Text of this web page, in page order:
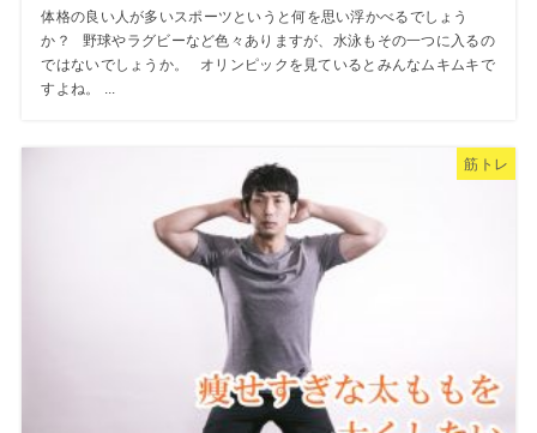
体格の良い人が多いスポーツというと何を思い浮かべるでしょう
か？ 野球やラグビーなど色々ありますが、水泳もその一つに入るの
ではないでしょうか。 オリンピックを見ているとみんなムキムキで
すよね。 ...
筋トレ